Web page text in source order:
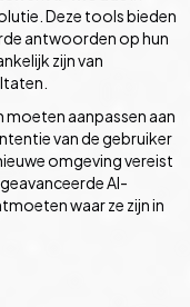
Deze tools bieden
antwoorden op hun
zijn van
aanpassen aan
van de gebruiker
omgeving vereist
AI-
waar ze zijn in